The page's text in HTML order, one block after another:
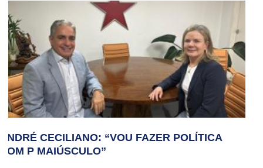
ANDRÉ CECILIANO: “VOU FAZER POLÍTICA
COM P MAIÚSCULO”